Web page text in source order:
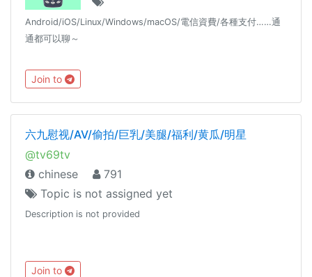
Android/iOS/Linux/Windows/macOS/電信資費/各種支付……通
通都可以聊～
Join to
六九慰视/AV/偷拍/巨乳/美腿/福利/黄瓜/明星
@tv69tv
chinese
791
Topic is not assigned yet
Description is not provided
Join to